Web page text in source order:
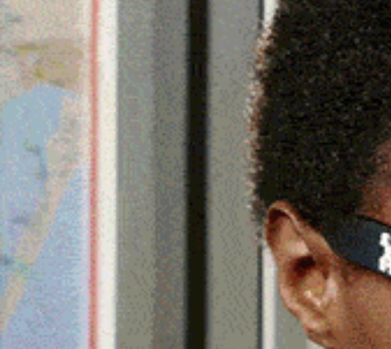
REGIONE
Dimissioni dell’assessore Satta,
Truzzu (FdI): «Altro fallimento della
Giunta Todde»
27 Novembre 2025, 16:58
CAGLIARI | 27 novembre 2025. Gianfranco Satta non
guiderà più l’assessorato all’Agricoltura della
Regione Sardegna. Lo ha annunciato…
Facebook
WhatsApp
Telegram
EmailThreads